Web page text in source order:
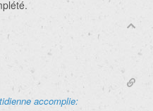
accomplie: